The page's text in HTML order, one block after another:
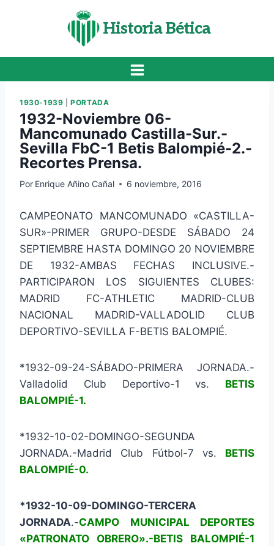
Historia Bética
1930-1939 |PORTADA
1932-Noviembre 06-
Mancomunado Castilla-Sur.-
Sevilla FbC-1 Betis Balompié-2.-
Recortes Prensa.
Por Enrique Añino Cañal 6 noviembre, 2016
CAMPEONATO MANCOMUNADO «CASTILLA-
SUR»-PRIMER GRUPO-DESDE SÁBADO 24
SEPTIEMBRE HASTA DOMINGO 20 NOVIEMBRE
DE 1932-AMBAS FECHAS INCLUSIVE.-
PARTICIPARON LOS SIGUIENTES CLUBES:
MADRID FC-ATHLETIC MADRID-CLUB
NACIONAL MADRID-VALLADOLID CLUB
DEPORTIVO-SEVILLA F-BETIS BALOMPIÉ.
*1932-09-24-SÁBADO-PRIMERA JORNADA.-
Valladolid Club Deportivo-1 vs. BETIS
BALOMPIÉ-1.
*1932-10-02-DOMINGO-SEGUNDA
JORNADA.-Madrid Club Fútbol-7 vs. BETIS
BALOMPIÉ-0.
*1932-10-09-DOMINGO-TERCERA
JORNADA.-CAMPO MUNICIPAL DEPORTES
«PATRONATO OBRERO».-BETIS BALOMPIÉ-1